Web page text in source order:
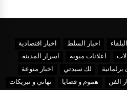
اخبار السلط
اخبار اقتصادية
اعلانات مبوبة
اسرار المدينة
لك سيدتي
اخبار منوعة
الفن هموم و قضايا تهاني و تبريكات